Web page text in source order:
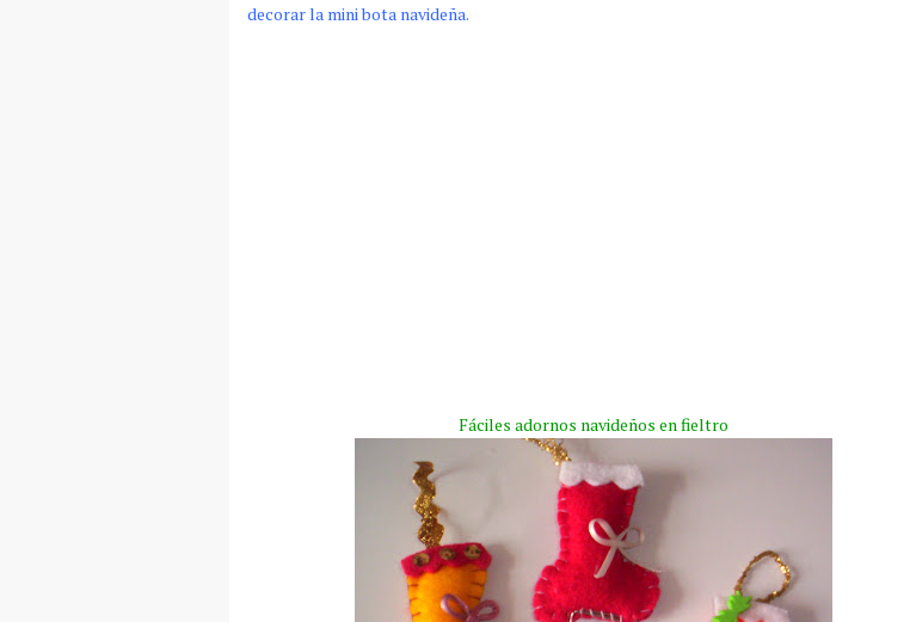
decorar la mini bota navideña.
Fáciles adornos navideños en fieltro